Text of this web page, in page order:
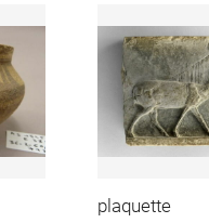
plaquette